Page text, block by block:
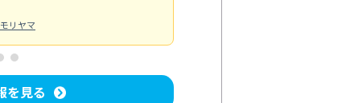
リヤマ
を見る